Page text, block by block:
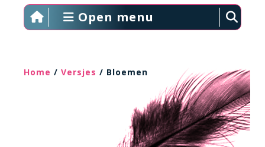
Open menu
Home / Versjes / Bloemen